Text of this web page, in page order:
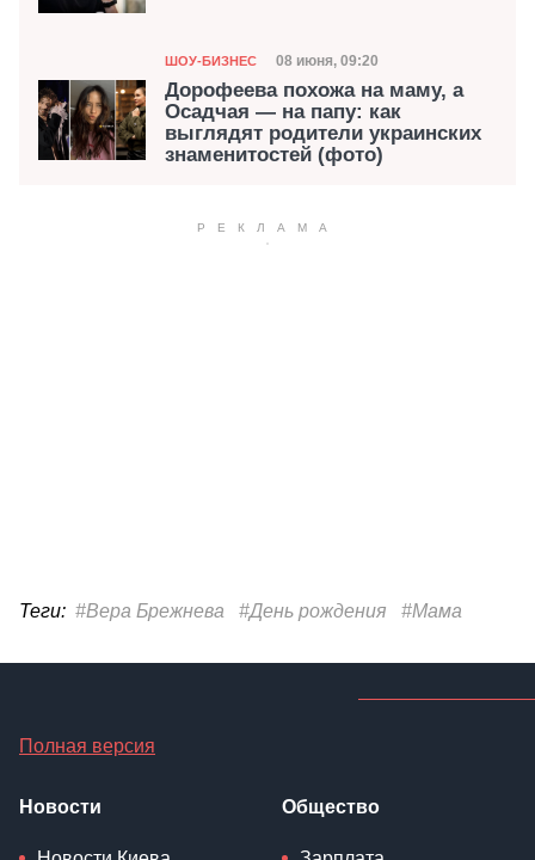
Категория
ШОУ-БИЗНЕС Дата публикации
08 июня, 09:20
Дорофеева похожа на маму, а
Осадчая — на папу: как
выглядят родители украинских
знаменитостей (фото)
Теги: #Вера Брежнева #День рождения #Мама
Полная версия
Новости Общество